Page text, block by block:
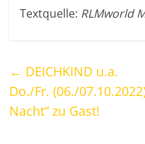
Textquelle: RLMworld
← DEICHKIND u.a.
Do./Fr. (06./
Nacht“ zu Gast!